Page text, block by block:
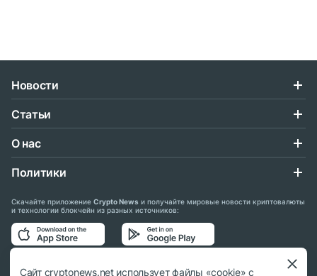
Новости
Статьи
О нас
Политики
Скачайте приложение Crypto News и получайте мировые новости криптовалюты
и технологии блокчейн из разных источников:
Подписывайтесь на нас в социальных сетях:
Сайт cryptonews.net использует файлы «cookie» с